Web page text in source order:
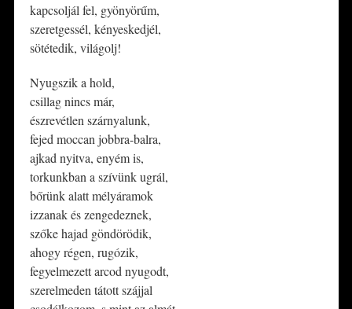
kapcsoljál fel, gyönyörűm,
szeretgessél, kényeskedjél,
sötétedik, világolj!
Nyugszik a hold,
csillag nincs már,
észrevétlen szárnyalunk,
fejed moccan jobbra-balra,
ajkad nyitva, enyém is,
torkunkban a szívünk ugrál,
bőrünk alatt mélyáramok
izzanak és zengedeznek,
szőke hajad göndörödik,
ahogy régen, rugózik,
fegyelmezett arcod nyugodt,
szerelmeden tátott szájjal